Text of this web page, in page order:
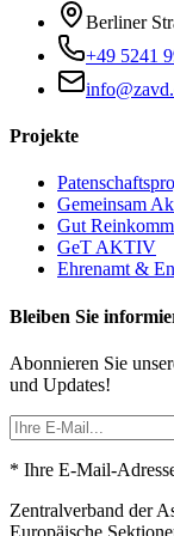
Berliner
+49 5241
Projekte
Gemeinsam
Gut
GeT AKTIV
Ehrenamt &
Bleiben Sie
Abonnieren Sie
und Updates!
* Ihre E-Mail-
Zentralverband der
Europäische